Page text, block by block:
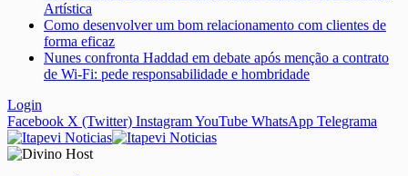
Artística
Como desenvolver um bom relacionamento com clientes de
forma eficaz
Nunes confronta Haddad em debate após menção a contrato
de Wi-Fi: pede responsabilidade e hombridade
Login
Facebook X (Twitter) InstagramYouTube WhatsApp Telegrama